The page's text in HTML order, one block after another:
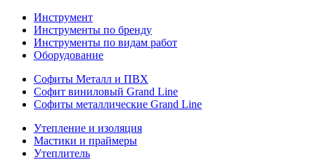
Инструмент
Инструменты по бренду
Инструменты по видам работ
Оборудование
Софиты Металл и ПВХ
Софит виниловый Grand Line
Софиты металлические Grand Line
Утепление и изоляция
Мастики и праймеры
Утеплитель